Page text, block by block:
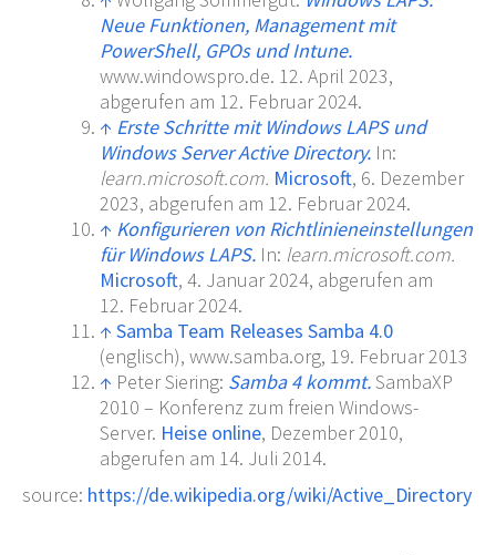
Neue Funktionen, Management mit
PowerShell, GPOs und Intune.
www.windowspro.de. 12. April 2023,
abgerufen am 12. Februar 2024.
↑ Erste Schritte mit Windows LAPS und
Windows Server Active Directory. In:
learn.microsoft.com. Microsoft, 6. Dezember
2023, abgerufen am 12. Februar 2024.
↑ Konfigurieren von Richtlinieneinstellungen
für Windows LAPS. In: learn.microsoft.com.
Microsoft, 4. Januar 2024, abgerufen am
12. Februar 2024.
↑Samba Team Releases Samba 4.0
(englisch), www.samba.org, 19. Februar 2013
↑ Peter Siering: Samba 4 kommt.SambaXP
2010 – Konferenz zum freien Windows-
Server. Heise online, Dezember 2010,
abgerufen am 14. Juli 2014.
source: https://de.wikipedia.org/wiki/Active_Directory